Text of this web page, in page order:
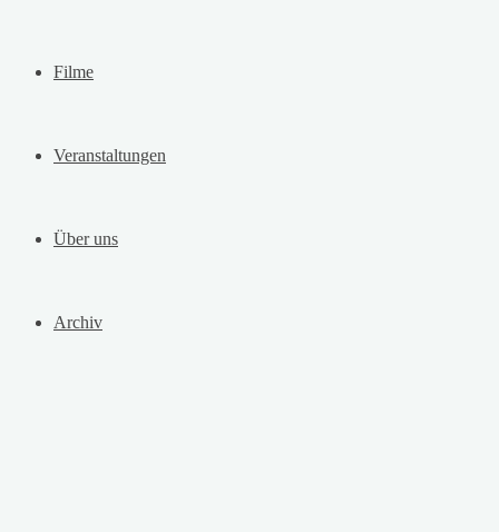
Filme
Veranstaltungen
Über uns
Archiv